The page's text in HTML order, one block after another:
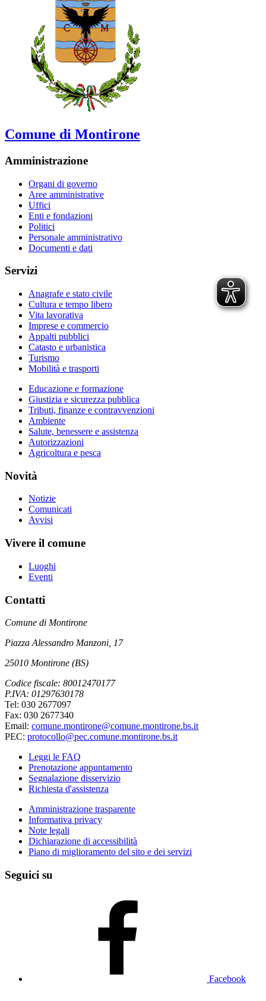
Comune di Montirone
Amministrazione
Organi di governo
Aree amministrative
Uffici
Enti e fondazioni
Politici
Personale amministrativo
Documenti e dati
Servizi
Anagrafe e stato civile
Cultura e tempo libero
Vita lavorativa
Imprese e commercio
Appalti pubblici
Catasto e urbanistica
Turismo
Mobilità e trasporti
Educazione e formazione
Giustizia e sicurezza pubblica
Tributi, finanze e contravvenzioni
Ambiente
Salute, benessere e assistenza
Autorizzazioni
Agricoltura e pesca
Novità
Notizie
Comunicati
Avvisi
Vivere il comune
Luoghi
Eventi
Contatti
Comune di Montirone
Piazza Alessandro Manzoni, 17
25010 Montirone (BS)
Codice fiscale: 80012470177
P.IVA: 01297630178
Tel: 030 2677097
Fax: 030 2677340
Email: comune.montirone@comune.montirone.bs.it
PEC: protocollo@pec.comune.montirone.bs.it
Leggi le FAQ
Prenotazione appuntamento
Segnalazione disservizio
Richiesta d'assistenza
Amministrazione trasparente
Informativa privacy
Note legali
Dichiarazione di accessibilità
Piano di miglioramento del sito e dei servizi
Seguici su
Facebook